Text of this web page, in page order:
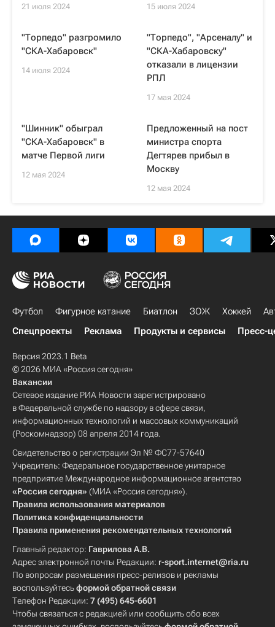
21 июля 2024 15 июля 2024
"Торпедо" разгромило
"СКА-Хабаровск"
14 июля 2024
"Торпедо", "Арсеналу" и
"СКА-Хабаровску"
отказали в лицензии
РПЛ
17 мая 2024
"Шинник" обыграл
"СКА-Хабаровск" в
матче Первой лиги
12 мая 2024
Предложенный на пост
министра спорта
Дегтярев прибыл в
Москву
12 мая 2024
Футбол Фигурное катание Биатлон ЗОЖ Хоккей
Спецпроекты
Реклама Продукты и сервисы Пресс-
Версия 2023.1 Beta
© 2026 МИА «Россия сегодня»
Вакансии
Сетевое издание РИА Новости зарегистрировано
в Федеральной службе по надзору в сфере связи,
информационных технологий и массовых коммуникаций
(Роскомнадзор) 08 апреля 2014 года.
Свидетельство о регистрации Эл № ФС77-57640
Учредитель: Федеральное государственное унитарное
предприятие Международное информационное агентство
«Россия сегодня» (МИА «Россия сегодня»).
Правила использования материалов
Политика конфиденциальности
Правила применения рекомендательных технологий
Главный редактор: Гаврилова А.В.
Адрес электронной почты Редакции: r-sport.internet@ria.ru
По вопросам размещения пресс-релизов и рекламы
воспользуйтесьформой обратной связи
Телефон Редакции: 7 (495) 645-6601
Чтобы связаться с редакцией или сообщить обо всех